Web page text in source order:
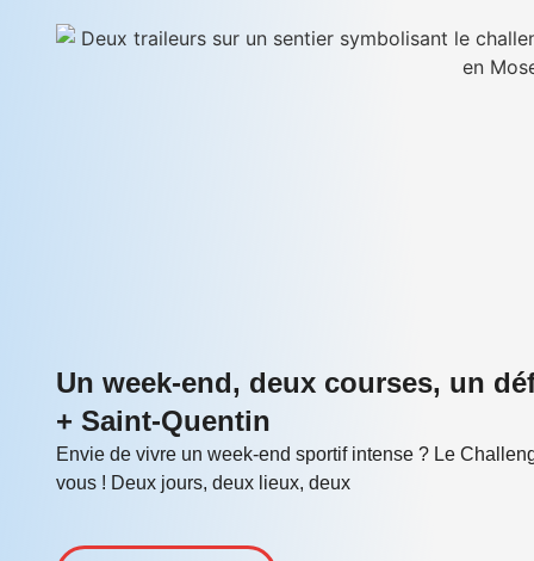
Un week-end, deux courses, un
+ Saint-Quentin
Envie de vivre un week-end sportif intense ? Le
vous ! Deux jours, deux lieux, deux